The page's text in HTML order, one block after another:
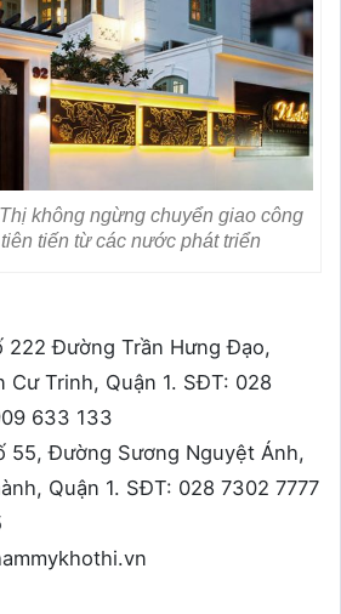
không ngừng chuyển giao công
tiến từ các nước phát triển
222 Đường Trần Hưng Đạo,
Cư Trinh, Quận 1. SĐT: 028
633 133
55, Đường Sương Nguyệt Ánh,
Quận 1. SĐT: 028 7302 7777